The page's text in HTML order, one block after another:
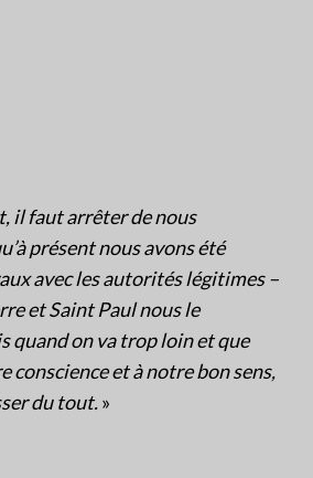
il faut arrêter de nous
présent nous avons été
avec les autorités légitimes –
et Saint Paul nous le
quand on va trop loin et que
conscience et à notre bon sens,
du tout.»